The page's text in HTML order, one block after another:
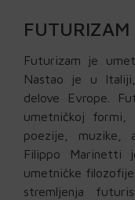
FUTURIZAM
Futurizam je
Nastao je u
delove Evrope.
umetničkoj formi,
poezije, muzike,
Filippo Marinetti
umetničke
stremljenja